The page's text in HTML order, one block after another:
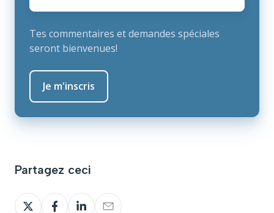
Tes commentaires et demandes spéciales
seront bienvenues!
Partagez ceci
PartagezPartagezPartagezPartagez